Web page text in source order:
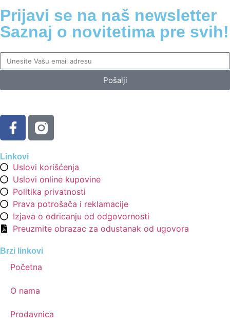
Prijavi se na naš newsletter
Saznaj o novitetima pre svih!
Pošalji
Linkovi
Uslovi korišćenja
Uslovi online kupovine
Politika privatnosti
Prava potrošača i reklamacije
Izjava o odricanju od odgovornosti
Preuzmite obrazac za odustanak od ugovora
Brzi linkovi
Početna
O nama
Prodavnica